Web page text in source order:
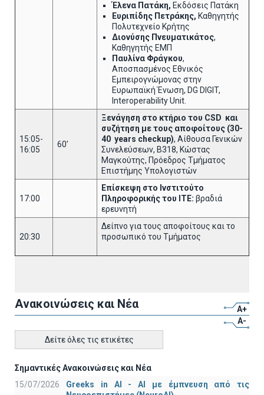
Έλενα Πατάκη, Εκδόσεις Πατάκη
Ευριπίδης Πετράκης, Καθηγητής
Πολυτεχνείο Κρήτης
Διονύσης Πνευματικάτος,
Καθηγητής ΕΜΠ
Παυλίνα Φράγκου,
Αποσπασμένος Εθνικός
Εμπειρογνώμονας στην
Ευρωπαϊκή Ένωση, DG DIGIT,
Interoperability Unit.
15:05-
16:05
60’
Ξενάγηση στο κτήριο του CSD και
συζήτηση με τους αποφοίτους (30-
40 years checkup), Αίθουσα Γενικών
Συνελεύσεων, B318, Κώστας
Μαγκούτης, Πρόεδρος Τμήματος
Επιστήμης Υπολογιστών
17:00
Επίσκεψη στο Ινστιτούτο
Πληροφορικής του ΙΤΕ: βραδιά
ερευνητή
20:30
Δείπνο για τους αποφοίτους και το
προσωπικό του Τμήματος
Ανακοινώσεις και Νέα
A+
A-
Δείτε όλες τις ετικέτες
Σημαντικές Ανακοινώσεις και Νέα
15/07/2026
Greeks in AI - ΑΙ με έμπνευση από τις